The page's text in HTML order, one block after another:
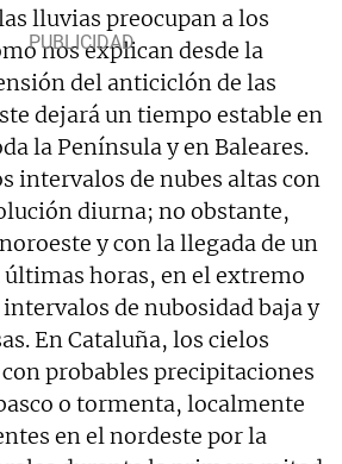
lluvias preocupan a los
nos explican desde la
del anticiclón de las
dejará un tiempo estable en
la Península y en Baleares.
intervalos de nubes altas con
diurna; no obstante,
y con la llegada de un
últimas horas, en el extremo
de nubosidad baja y
En Cataluña, los cielos
probables precipitaciones
o tormenta, localmente
en el nordeste por la